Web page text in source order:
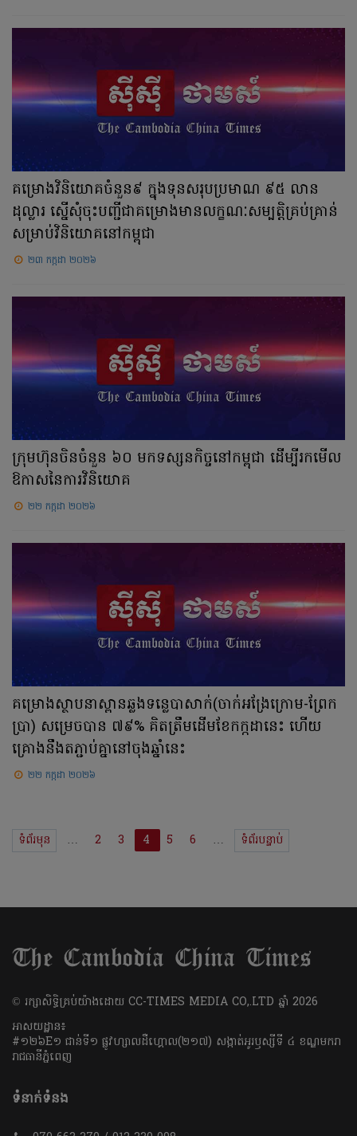
គម្រោងវិនិយោគចំនួន៩ ក្នុងទុនសរុបប្រមាណ ៩៥ លាន
ដុល្លារ ស្នើសុំចុះបញ្ជីជាគម្រោងមានលក្ខណៈសម្បត្តិគ្រប់គ្រាន់
សម្រាប់វិនិយោគនៅកម្ពុជា
២៣ កក្កដា ២០២៦
ក្រុមហ៊ុនចិនចំនួន ៦០ មកទស្សនកិច្ចនៅកម្ពុជា ដើម្បីរកមើល
ឱកាសនៃការវិនិយោគ
២២ កក្កដា ២០២៦
គម្រោងស្ថាបនាស្ពានឆ្លងទន្លេបាសាក់(ចាក់អង្រែក្រោម-ព្រែក
ប្រា) សម្រេចបាន ៧៩% គិតត្រឹមដើមខែកក្កដានេះ ហើយ
គ្រោងនឹងតភ្ជាប់គ្នានៅចុងឆ្នាំនេះ
២២ កក្កដា ២០២៦
ទំព័រមុន … 2 3 4 5 6 … ទំព័របន្ទាប់
​© រក្សា​សិទ្ធិ​គ្រប់​យ៉ាង​ដោយ​ CC-TIMES MEDIA CO,.LTD ឆ្នាំ​ 2026
អាសយដ្ឋាន៖
#១២៦E១ ជាន់ទី១ ផ្លូវហ្សាលដឺហ្គោល(២១៧) សង្កាត់អូរឫស្សីទី ៤ ខណ្ឌមករា
រាជធានីភ្នំពេញ
ទំនាក់ទំនង